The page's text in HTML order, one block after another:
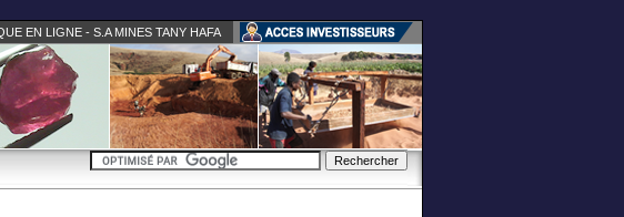
EN LIGNE - S.A MINES TANY HAFA